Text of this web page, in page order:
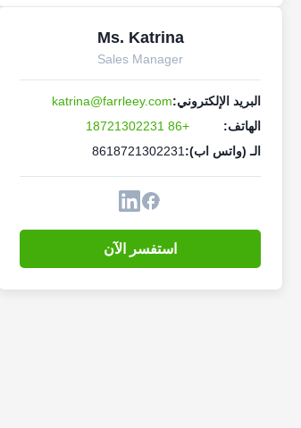
Ms. Katrina
Sales Manager
البريد الإلكتروني:katrina@farrleey.com
الهاتف:
+86 18721302231
الـ (واتس اب): 8618721302231
استفسر الآن